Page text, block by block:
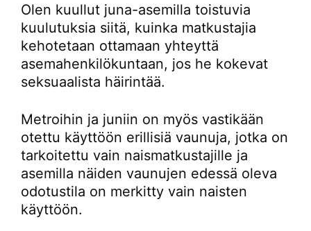
Olen kuullut juna-asemilla toistuvia
kuulutuksia siitä, kuinka matkustajia
kehotetaan ottamaan yhteyttä
asemahenkilökuntaan, jos he kokevat
seksuaalista häirintää.
Metroihin ja juniin on myös vastikään
otettu käyttöön erillisiä vaunuja, jotka on
tarkoitettu vain naismatkustajille ja
asemilla näiden vaunujen edessä oleva
odotustila on merkitty vain naisten
käyttöön.